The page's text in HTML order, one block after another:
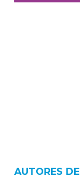
AUTORES DE